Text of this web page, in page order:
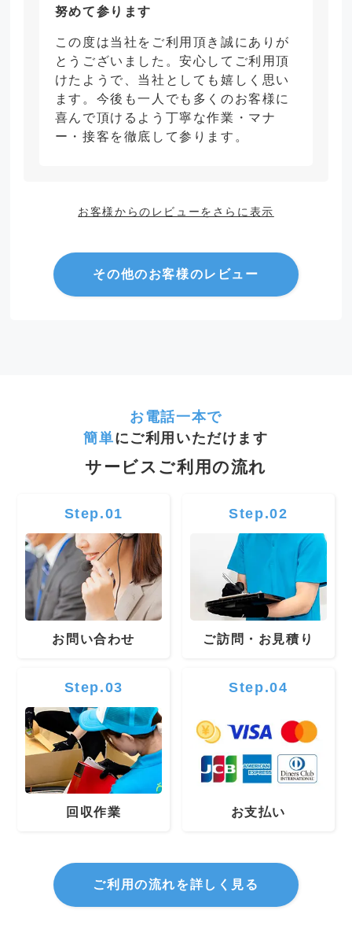
努めて参ります
この度は当社をご利用頂き誠にありが
とうございました。安心してご利用頂
けたようで、当社としても嬉しく思い
ます。今後も一人でも多くのお客様に
喜んで頂けるよう丁寧な作業・マナ
ー・接客を徹底して参ります。
お客様からのレビューをさらに表示
その他のお客様のレビュー
お電話一本で
簡単にご利用いただけます
サービスご利用の流れ
Step.01
お問い合わせ
Step.02
ご訪問・お見積り
Step.03
回収作業
Step.04
お支払い
ご利用の流れを詳しく見る